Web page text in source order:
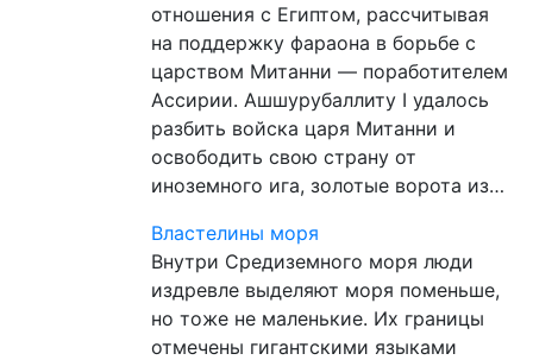
отношения с Египтом, рассчитывая
на поддержку фараона в борьбе с
царством Митанни — поработителем
Ассирии. Ашшурубаллиту I удалось
разбить войска царя Митанни и
освободить свою страну от
иноземного ига, золотые ворота из…
Властелины моря
Внутри Средиземного моря люди
издревле выделяют моря поменьше,
но тоже не маленькие. Их границы
отмечены гигантскими языками